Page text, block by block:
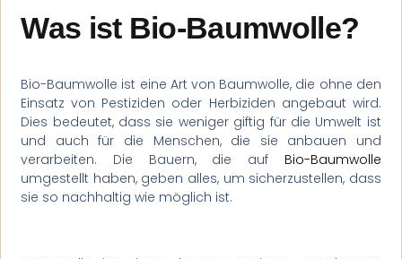
Was ist Bio-Baumwolle?
Bio-Baumwolle ist eine Art von Baumwolle, die ohne den
Einsatz von Pestiziden oder Herbiziden angebaut wird.
Dies bedeutet, dass sie weniger giftig für die Umwelt ist
und auch für die Menschen, die sie anbauen und
verarbeiten. Die Bauern, die auf Bio-Baumwolle
umgestellt haben, geben alles, um sicherzustellen, dass
sie so nachhaltig wie möglich ist.